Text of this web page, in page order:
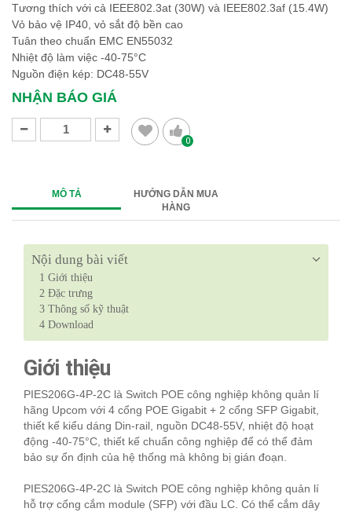
Tương thích với cả IEEE802.3at (30W) và IEEE802.3af (15.4W)
Vỏ bảo vệ IP40, vỏ sắt độ bền cao
Tuân theo chuẩn EMC EN55032
Nhiệt độ làm việc -40-75°C
Nguồn điện kép: DC48-55V
NHẬN BÁO GIÁ
0
MÔ TẢ
HƯỚNG DẪN MUA
HÀNG
Nội dung bài viết
1 Giới thiệu
2 Đặc trưng
3 Thông số kỹ thuật
4 Download
Giới thiệu
PIES206G-4P-2C là Switch POE công nghiệp không quản lí
hãng Upcom với 4 cổng POE Gigabit + 2 cổng SFP Gigabit,
thiết kế kiểu dáng Din-rail, nguồn DC48-55V, nhiệt độ hoạt
động -40-75°C, thiết kế chuẩn công nghiệp để có thể đảm
bảo sự ổn định của hệ thống mà không bị gián đoạn.
PIES206G-4P-2C là Switch POE công nghiệp không quản lí
hỗ trợ cổng cắm module (SFP) với đầu LC. Có thể cắm dây